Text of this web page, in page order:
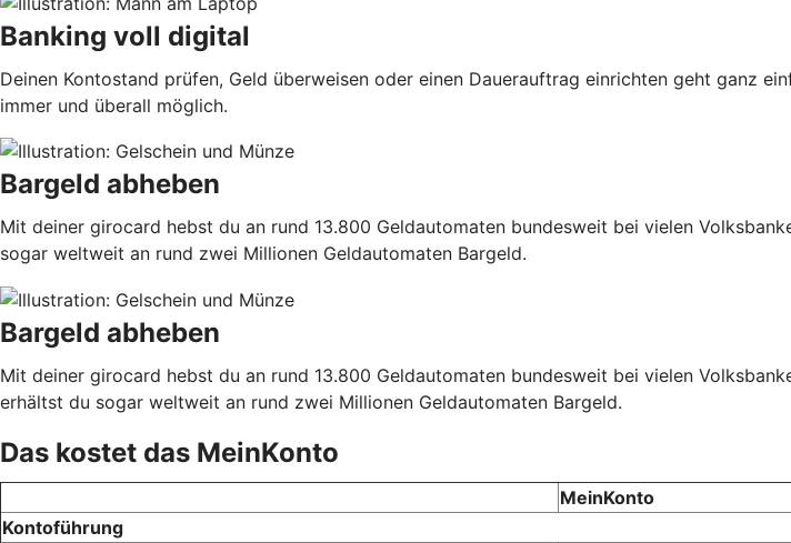
Banking voll digital
Deinen Kontostand prüfen, Geld überweisen oder einen Dauerauftrag einrichten geht ganz
immer und überall möglich.
Bargeld abheben
Mit deiner girocard hebst du an rund 13.800 Geldautomaten bundesweit bei vielen
sogar weltweit an rund zwei Millionen Geldautomaten Bargeld.
Bargeld abheben
Mit deiner girocard hebst du an rund 13.800 Geldautomaten bundesweit bei vielen
erhältst du sogar weltweit an rund zwei Millionen Geldautomaten Bargeld.
Das kostet das MeinKonto
MeinKonto
Kontoführung